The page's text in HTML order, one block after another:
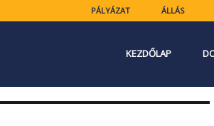
PÁLYÁZAT ÁLLÁS
KEZDŐLAP